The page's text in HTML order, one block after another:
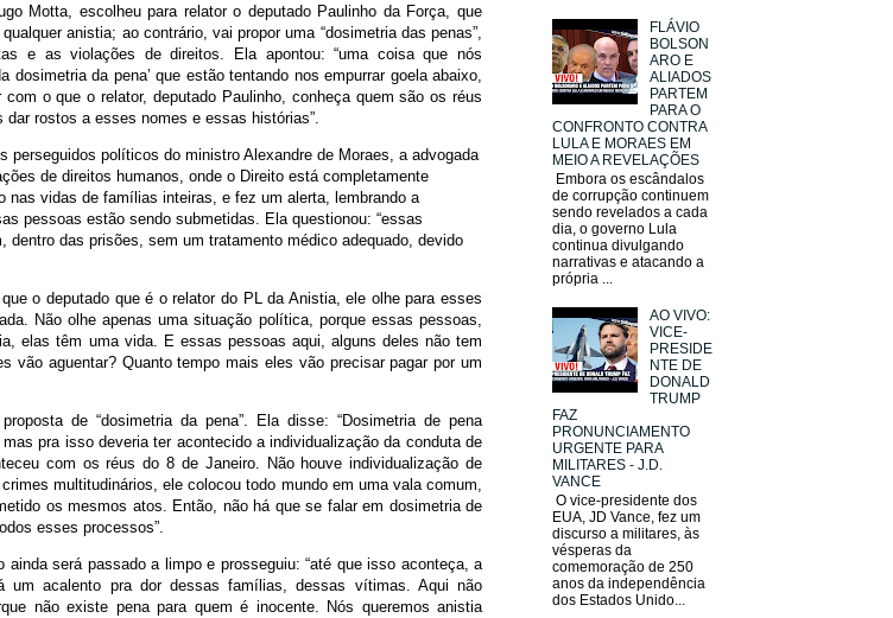
Motta, escolheu para relator o deputado Paulinho da Força, que
anistia; ao contrário, vai propor uma “dosimetria das penas”,
e as violações de direitos. Ela apontou: “uma coisa que nós
dosimetria da pena’ que estão tentando nos empurrar goela abaixo,
o que o relator, deputado Paulinho, conheça quem são os réus
rostos a esses nomes e essas histórias”.
perseguidos políticos do ministro Alexandre de Moraes, a advogada
de direitos humanos, onde o Direito está completamente
nas vidas de famílias inteiras, e fez um alerta, lembrando a
pessoas estão sendo submetidas. Ela questionou: “essas
dentro das prisões, sem um tratamento médico adequado, devido
o deputado que é o relator do PL da Anistia, ele olhe para esses
Não olhe apenas uma situação política, porque essas pessoas,
elas têm uma vida. E essas pessoas aqui, alguns deles não tem
vão aguentar? Quanto tempo mais eles vão precisar pagar por um
de “dosimetria da pena”. Ela disse: “Dosimetria de pena
pra isso deveria ter acontecido a individualização da conduta de
com os réus do 8 de Janeiro. Não houve individualização de
multitudinários, ele colocou todo mundo em uma vala comum,
os mesmos atos. Então, não há que se falar em dosimetria de
esses processos”.
ainda será passado a limpo e prosseguiu: “até que isso aconteça, a
um acalento pra dor dessas famílias, dessas vítimas. Aqui não
não existe pena para quem é inocente. Nós queremos anistia
FLÁVIO
BOLSON
ARO E
ALIADOS
PARTEM
PARA O
CONFRONTO CONTRA
LULA E MORAES EM
MEIO A REVELAÇÕES
Embora os escândalos
de corrupção continuem
sendo revelados a cada
dia, o governo Lula
continua divulgando
narrativas e atacando a
própria ...
AO VIVO:
VICE-
PRESIDE
NTE DE
DONALD
TRUMP
FAZ
PRONUNCIAMENTO
URGENTE PARA
MILITARES - J.D.
VANCE
O vice-presidente dos
EUA, JD Vance, fez um
discurso a militares, às
vésperas da
comemoração de 250
anos da independência
dos Estados Unido...